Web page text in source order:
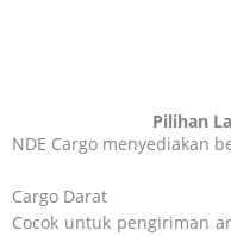
Pilihan
NDE Cargo menyediakan
Cargo Darat
Cocok untuk pengiriman